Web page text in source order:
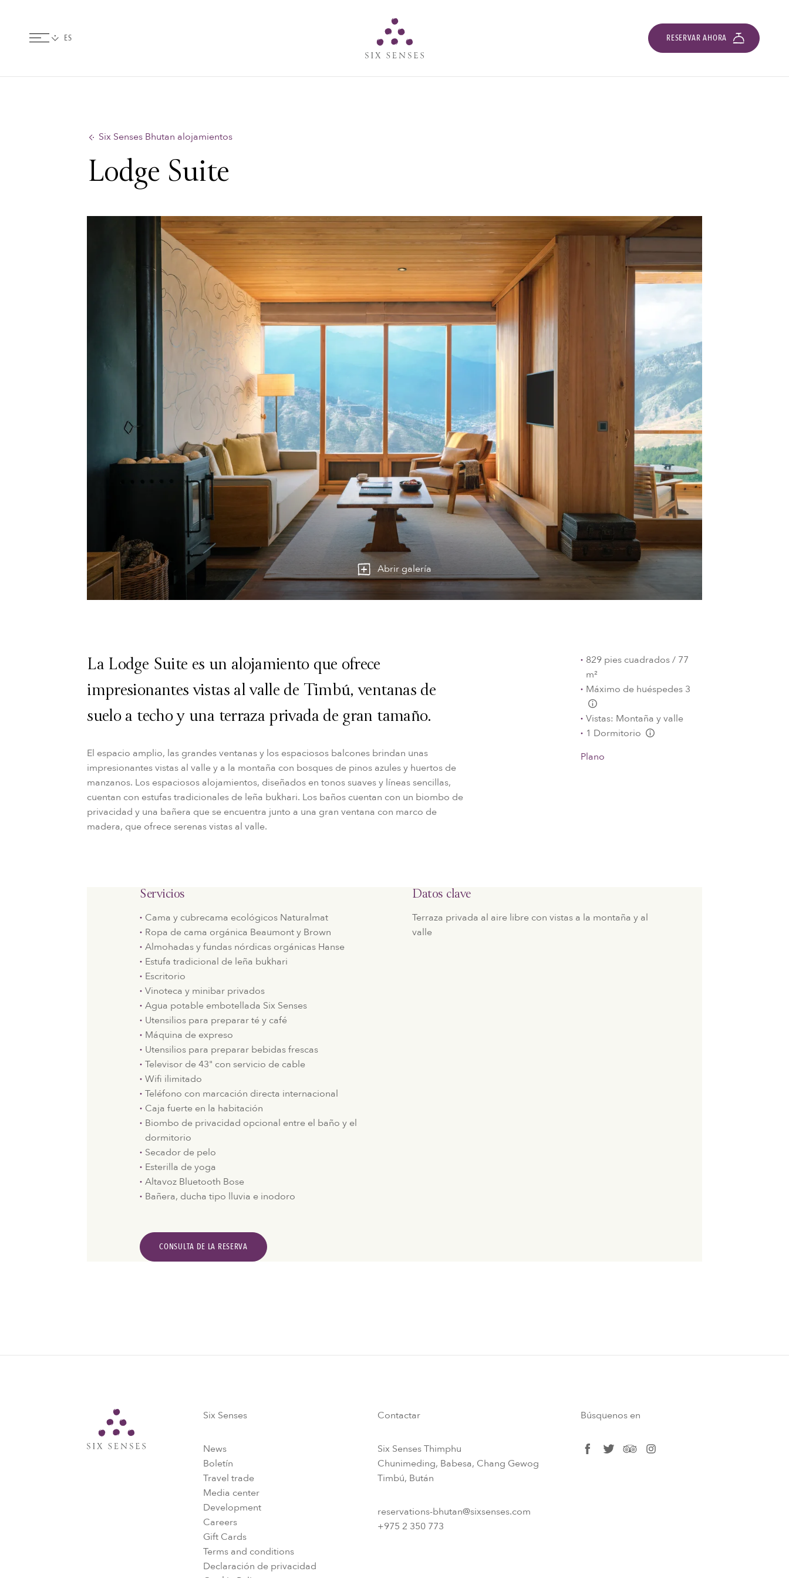
RESERVAR AHORA
Six Senses Bhutan alojamientos
Lodge Suite
Abrir galería
La Lodge Suite es un alojamiento que ofrece
impresionantes vistas al valle de Timbú, ventanas de
suelo a techo y una terraza privada de gran tamaño.
El espacio amplio, las grandes ventanas y los espaciosos balcones brindan unas
impresionantes vistas al valle y a la montaña con bosques de pinos azules y huertos de
manzanos. Los espaciosos alojamientos, diseñados en tonos suaves y líneas sencillas,
cuentan con estufas tradicionales de leña bukhari. Los baños cuentan con un biombo de
privacidad y una bañera que se encuentra junto a una gran ventana con marco de
madera, que ofrece serenas vistas al valle.
829 pies cuadrados / 77
m²
Máximo de huéspedes 3
L:Generic.Info
Vistas: Montaña y valle
1 Dormitorio
L:Generic.Info
Plano
Servicios
Cama y cubrecama ecológicos Naturalmat
Ropa de cama orgánica Beaumont y Brown
Almohadas y fundas nórdicas orgánicas Hanse
Estufa tradicional de leña bukhari
Escritorio
Vinoteca y minibar privados
Agua potable embotellada Six Senses
Utensilios para preparar té y café
Máquina de expreso
Utensilios para preparar bebidas frescas
Televisor de 43" con servicio de cable
Wifi ilimitado
Teléfono con marcación directa internacional
Caja fuerte en la habitación
Biombo de privacidad opcional entre el baño y el
dormitorio
Secador de pelo
Esterilla de yoga
Altavoz Bluetooth Bose
Bañera, ducha tipo lluvia e inodoro
CONSULTA DE LA RESERVA
Datos clave
Terraza privada al aire libre con vistas a la montaña y al
valle
Six Senses
News
Boletín
Travel trade
Media center
Development
Careers
Gift Cards
Terms and conditions
Declaración de privacidad
Contactar
Six Senses Thimphu​
Chunimeding, Babesa, Chang Gewog​
Timbú, Bután​
reservations-bhutan@sixsenses.com
+975 2 350 773
Búsquenos en
facebook
twittertripadvisor